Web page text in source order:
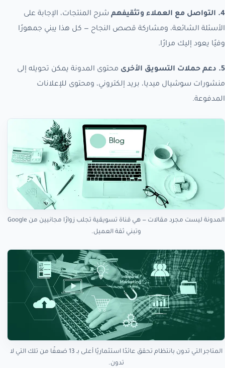
4. التواصل مع العملاء وتثقيفهم
شرح المنتجات، الإجابة على
الأسئلة الشائعة، ومشاركة قصص النجاح — كل هذا يبني جمهورًا
وفيًا يعود إليك مرارًا.
5. دعم حملات التسويق الأخرى
محتوى المدونة يمكن تحويله إلى
منشورات سوشيال ميديا، بريد إلكتروني، ومحتوى للإعلانات
المدفوعة.
المدونة ليست مجرد مقالات — هي قناة تسويقية تجلب زوارًا مجانيين من Google
وتبني ثقة العميل.
المتاجر التي تدون بانتظام تحقق عائدًا استثماريًا أعلى بـ 13 ضعفًا من تلك التي لا
تدون.